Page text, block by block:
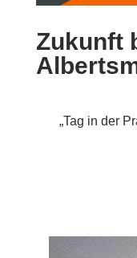
Zukunft
„Tag in der